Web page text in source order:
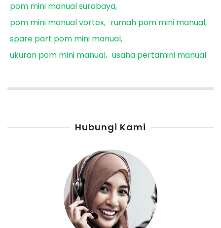
pom mini manual surabaya
pom mini manual vortex
rumah pom mini manual
spare part pom mini manual
ukuran pom mini manual usaha pertamini manual
Hubungi Kami